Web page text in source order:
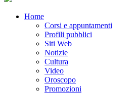
Home
Corsi e appuntamenti
Profili pubblici
Siti Web
Notizie
Cultura
Video
Oroscopo
Promozioni